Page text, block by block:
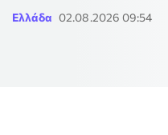
Ελλάδα 02.08.2026 09:54